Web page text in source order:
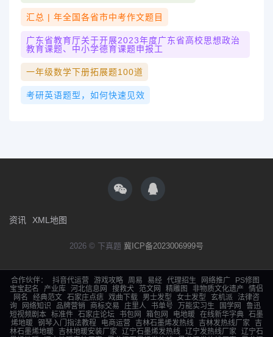
汇总 | 年全国各省市中考作文题目
广东省教育厅关于开展2023年度广东省高校思想政治
教育课题、中小学德育课题申报工
一年级数学下册拓展题100道
考研英语题型，如何快速见效
资讯 XML地图
2026 © 下真题 冀ICP备2023006999号
合作伙伴： 抖音代运营 游戏攻略 周易 易经 代理招生 网络推广
PS修图
宝宝起名
产业库 河北信息网 搜救犬 范文网 精雕图 非物质文化遗产
情侣
网名
经典范文 石家庄点痣 戏曲下载 男士发型 女士发型 玄机派
法律咨
询
网络知识 品牌营销 商标交易 庄里人 书单号 万能实习生 国学网
鲁迅
短视频剧本 标准件 石家庄论坛 书包网 箱包网 电地暖 在线新华字典 石墨
烯地暖 钢琴入门指法教程 电商运营 吉林石墨烯发热线 吉林发热线厂家
吉
林石墨烯地暖
吉林地暖安装厂家 辽宁石墨烯发热线 辽宁发热线厂家
辽宁石